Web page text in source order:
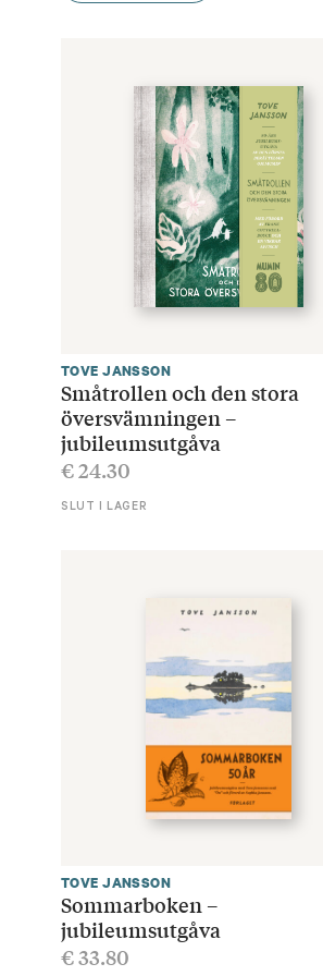
TOVE JANSSON
Småtrollen och den stora
översvämningen –
jubileumsutgåva
€24.30
SLUT I LAGER
TOVE JANSSON
Sommarboken –
jubileumsutgåva
€33.80